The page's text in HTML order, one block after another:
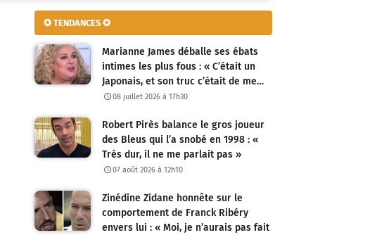
✪ TENDANCES ✪
Marianne James déballe ses ébats
intimes les plus fous : « C’était un
Japonais, et son truc c’était de me…
08 juillet 2026 à 17h30
Robert Pirès balance le gros joueur
des Bleus qui l’a snobé en 1998 : «
Très dur, il ne me parlait pas »
07 août 2026 à 12h10
Zinédine Zidane honnête sur le
comportement de Franck Ribéry
envers lui : « Moi, je n’aurais pas fait